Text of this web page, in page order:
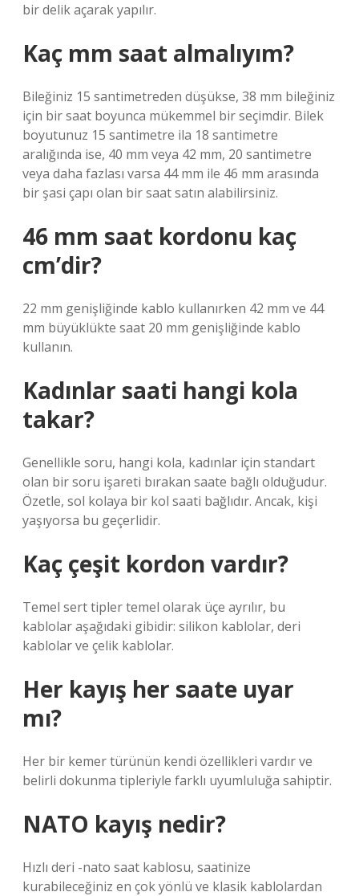
bir delik açarak yapılır.
Kaç mm saat almalıyım?
Bileğiniz 15 santimetreden düşükse, 38 mm bileğiniz
için bir saat boyunca mükemmel bir seçimdir. Bilek
boyutunuz 15 santimetre ila 18 santimetre
aralığında ise, 40 mm veya 42 mm, 20 santimetre
veya daha fazlası varsa 44 mm ile 46 mm arasında
bir şasi çapı olan bir saat satın alabilirsiniz.
46 mm saat kordonu kaç
cm’dir?
22 mm genişliğinde kablo kullanırken 42 mm ve 44
mm büyüklükte saat 20 mm genişliğinde kablo
kullanın.
Kadınlar saati hangi kola
takar?
Genellikle soru, hangi kola, kadınlar için standart
olan bir soru işareti bırakan saate bağlı olduğudur.
Özetle, sol kolaya bir kol saati bağlıdır. Ancak, kişi
yaşıyorsa bu geçerlidir.
Kaç çeşit kordon vardır?
Temel sert tipler temel olarak üçe ayrılır, bu
kablolar aşağıdaki gibidir: silikon kablolar, deri
kablolar ve çelik kablolar.
Her kayış her saate uyar
mı?
Her bir kemer türünün kendi özellikleri vardır ve
belirli dokunma tipleriyle farklı uyumluluğa sahiptir.
NATO kayış nedir?
Hızlı deri -nato saat kablosu, saatinize
kurabileceğiniz en çok yönlü ve klasik kablolardan